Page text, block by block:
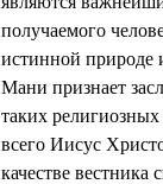
получаемого
истинной природе
Мани признает
таких
всего Иисус
качестве